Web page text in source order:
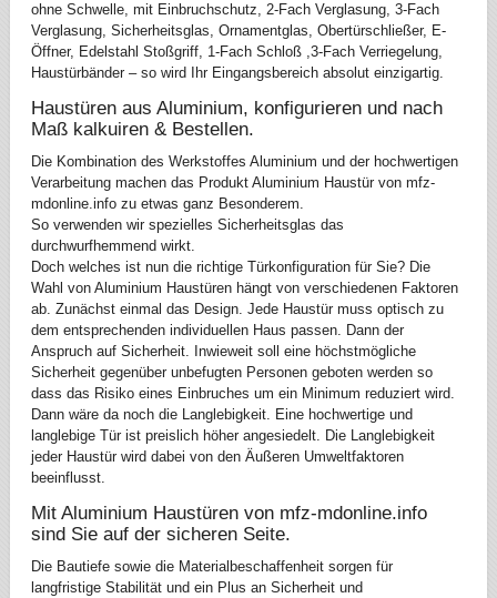
ohne Schwelle, mit Einbruchschutz, 2-Fach Verglasung, 3-Fach
Verglasung, Sicherheitsglas, Ornamentglas, Obertürschließer, E-
Öffner, Edelstahl Stoßgriff, 1-Fach Schloß ,3-Fach Verriegelung,
Haustürbänder – so wird Ihr Eingangsbereich absolut einzigartig.
Haustüren aus Aluminium, konfigurieren und nach
Maß kalkuiren & Bestellen.
Die Kombination des Werkstoffes Aluminium und der hochwertigen
Verarbeitung machen das Produkt Aluminium Haustür von mfz-
mdonline.info zu etwas ganz Besonderem.
So verwenden wir spezielles Sicherheitsglas das
durchwurfhemmend wirkt.
Doch welches ist nun die richtige Türkonfiguration für Sie? Die
Wahl von Aluminium Haustüren hängt von verschiedenen Faktoren
ab. Zunächst einmal das Design. Jede Haustür muss optisch zu
dem entsprechenden individuellen Haus passen. Dann der
Anspruch auf Sicherheit. Inwieweit soll eine höchstmögliche
Sicherheit gegenüber unbefugten Personen geboten werden so
dass das Risiko eines Einbruches um ein Minimum reduziert wird.
Dann wäre da noch die Langlebigkeit. Eine hochwertige und
langlebige Tür ist preislich höher angesiedelt. Die Langlebigkeit
jeder Haustür wird dabei von den Äußeren Umweltfaktoren
beeinflusst.
Mit Aluminium Haustüren von mfz-mdonline.info
sind Sie auf der sicheren Seite.
Die Bautiefe sowie die Materialbeschaffenheit sorgen für
langfristige Stabilität und ein Plus an Sicherheit und